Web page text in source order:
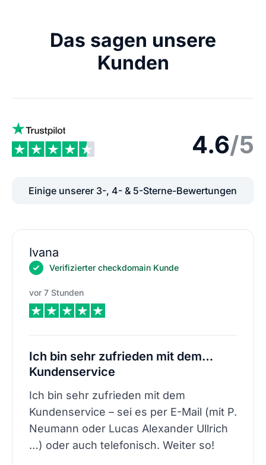
Das sagen unsere
Kunden
4.6/5
Einige unserer 3-, 4- & 5-Sterne-Bewertungen
Ivana
Verifizierter checkdomain Kunde
vor 7 Stunden
Ich bin sehr zufrieden mit dem…
Kundenservice
Ich bin sehr zufrieden mit dem
Kundenservice – sei es per E-Mail (mit P.
Neumann oder Lucas Alexander Ullrich
…) oder auch telefonisch. Weiter so!